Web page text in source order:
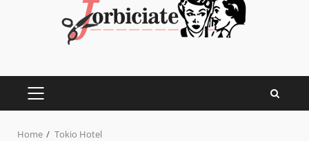
PRIMARY
Home Tokio Hotel